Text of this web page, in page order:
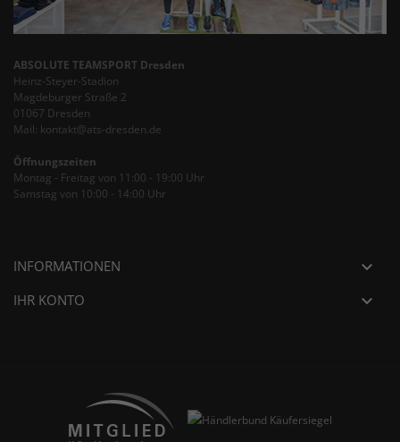
ABSOLUTE TEAMSPORT Dresden
Heinz-Steyer-Stadion
Magdeburger Straße 2
01067 Dresden
Mail: kontakt@ats-dresden.de
Öffnungszeiten
Montag - Freitag von 11:00 - 19:00 Uhr
Samstag von 10:00 - 14:00 Uhr
INFORMATIONEN 
IHR KONTO 